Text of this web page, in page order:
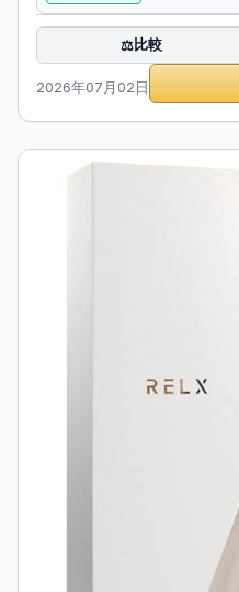
⚖️比較
2026年07月02日